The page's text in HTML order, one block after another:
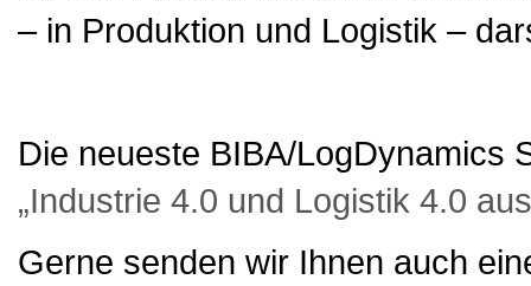
– in Produktion und Logistik –
Die neueste BIBA/LogDynamics
„Industrie 4.0 und Logistik 4.0
Gerne senden wir Ihnen auch